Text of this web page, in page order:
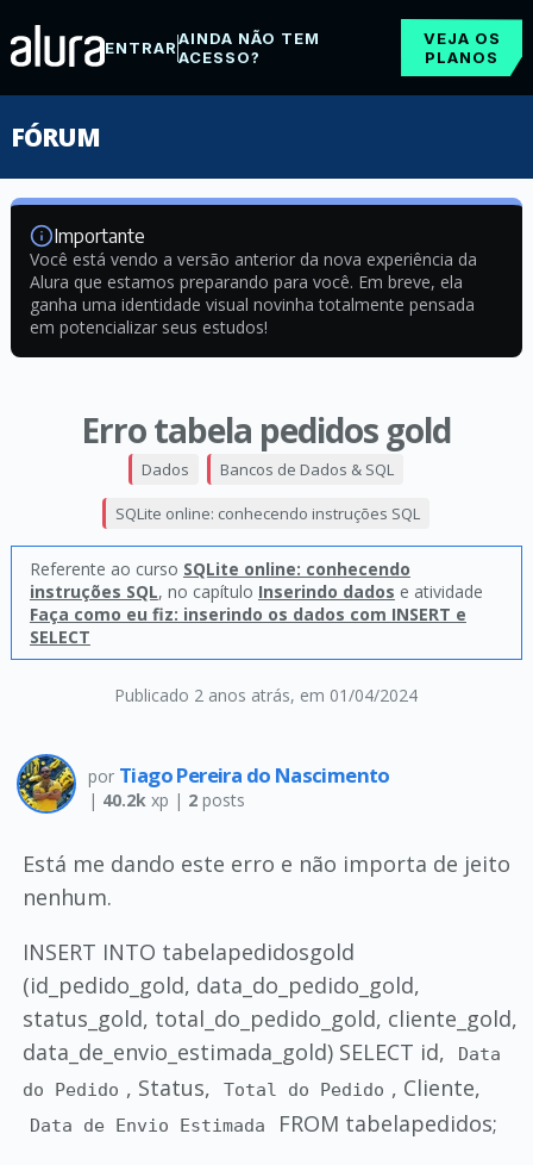
ENTRARAINDA NÃO TEM
ACESSO?
VEJA OS
PLANOS
FÓRUM
Importante
Você está vendo a versão anterior da nova experiência da
Alura que estamos preparando para você. Em breve, ela
ganha uma identidade visual novinha totalmente pensada
em potencializar seus estudos!
Erro tabela pedidos gold
Publicado 2 anos atrás, em 01/04/2024
Dados Bancos de Dados & SQL
SQLite online: conhecendo instruções SQL
Referente ao curso SQLite online: conhecendo
instruções SQL, no capítulo Inserindo dados e atividade
Faça como eu fiz: inserindo os dados com INSERT e
SELECT
por Tiago Pereira do Nascimento
| 40.2kxp | 2posts
Está me dando este erro e não importa de jeito
nenhum.
INSERT INTO tabelapedidosgold
(id_pedido_gold, data_do_pedido_gold,
status_gold, total_do_pedido_gold, cliente_gold,
data_de_envio_estimada_gold) SELECT id,
Data
do Pedido , Status, Total do Pedido , Cliente,
Data de Envio Estimada
FROM tabelapedidos;